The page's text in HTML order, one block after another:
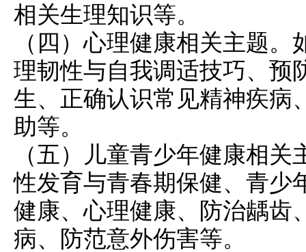
相关生理知识等。
（四）心理健康相关主题
理韧性与自我调适技巧、预
生、正确认识常见精神疾病
助等。
（五）儿童青少年健康相
性发育与青春期保健、青少
健康、心理健康、防治龋齿
病、防范意外伤害等。